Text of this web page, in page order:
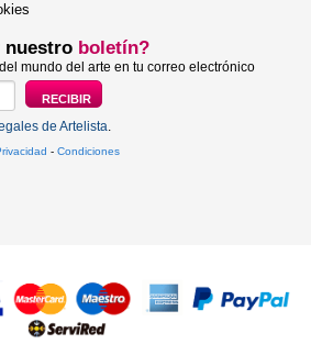
nuestro boletín?
mundo del arte en tu correo electrónico
de Artelista.
- Condiciones